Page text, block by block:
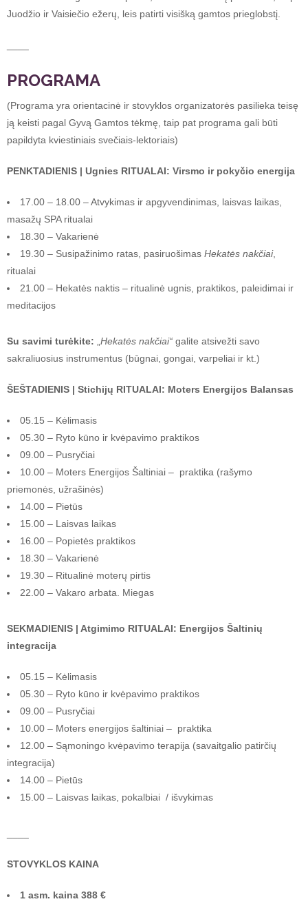
Juodžio ir Vaisiečio ežerų, leis patirti visišką gamtos prieglobstį.
PROGRAMA
(Programa yra orientacinė ir stovyklos organizatorės pasilieka teisę
ją keisti pagal Gyvą Gamtos tėkmę, taip pat programa gali būti
papildyta kviestiniais svečiais-lektoriais)
PENKTADIENIS | Ugnies RITUALAI: Virsmo ir pokyčio energija
17.00 – 18.00 – Atvykimas ir apgyvendinimas, laisvas laikas,
masažų SPA ritualai
18.30 – Vakarienė
19.30 – Susipažinimo ratas, pasiruošimas Hekatės nakčiai,
ritualai
21.00 – Hekatės naktis – ritualinė ugnis, praktikos, paleidimai ir
meditacijos
Su savimi turėkite: Hekatės nakčiai“ galite atsivežti savo
sakraliuosius instrumentus (būgnai, gongai, varpeliai ir kt.)
ŠEŠTADIENIS | Stichijų RITUALAI: Moters Energijos Balansas
05.15 – Kėlimasis
05.30 – Ryto kūno ir kvėpavimo praktikos
09.00 – Pusryčiai
10.00 – Moters Energijos Šaltiniai – praktika (rašymo
priemonės, užrašinės)
14.00 – Pietūs
15.00 – Laisvas laikas
16.00 – Popietės praktikos
18.30 – Vakarienė
19.30 – Ritualinė moterų pirtis
22.00 – Vakaro arbata. Miegas
SEKMADIENIS | Atgimimo RITUALAI: Energijos Šaltinių
integracija
05.15 – Kėlimasis
05.30 – Ryto kūno ir kvėpavimo praktikos
09.00 – Pusryčiai
10.00 – Moters energijos šaltiniai – praktika
12.00 – Sąmoningo kvėpavimo terapija (savaitgalio patirčių
integracija)
14.00 – Pietūs
15.00 – Laisvas laikas, pokalbiai / išvykimas
STOVYKLOS KAINA
1 asm. kaina 388 €